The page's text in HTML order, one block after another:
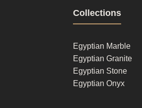
Footer
column
1
Collections
Egyptian Marble
Egyptian Granite
Egyptian Stone
Egyptian Onyx